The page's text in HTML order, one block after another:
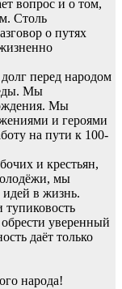
вопрос и о том,
Столь
о путях
перед народом
Мы
Мы
и героями
на пути к 100-
и крестьян,
мы
в жизнь.
уверенный
даёт только
народа!